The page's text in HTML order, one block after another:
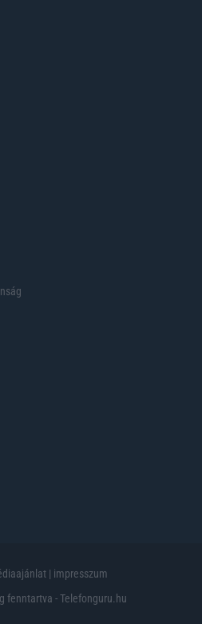
| impresszum
fenntartva - Telefonguru.hu